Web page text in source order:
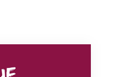
1. August 2026